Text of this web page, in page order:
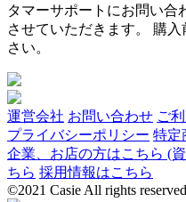
タマーサポートにお問い合
させていただきます。 購
さい。
運営会社 お問い合わせ ご
プライバシーポリシー 特定
企業、お店の方はこちら (
ちら 採用情報はこちら
©2021 Casie All rights